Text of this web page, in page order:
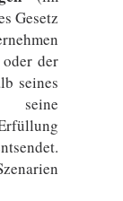
Gesetz
der
seines
seine